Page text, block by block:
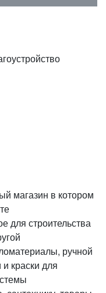
меня на этом
магазин в котором
для строительства
ручной
краски для